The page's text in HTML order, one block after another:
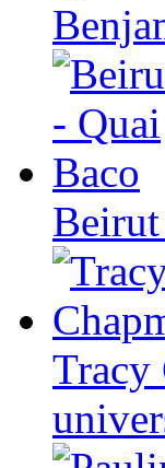
Beirut
Tracy